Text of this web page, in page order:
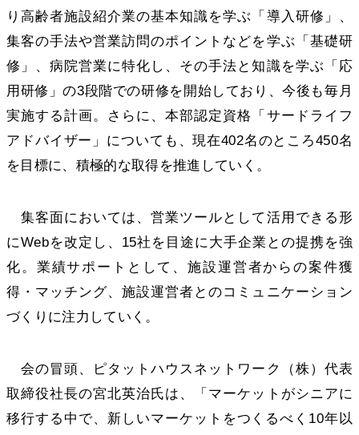
り高齢者施設紹介業の基本知識を学ぶ「導入研修」、
集客の手法や営業訪問のポイントなどを学ぶ「基礎研
修」、病院営業に特化し、その手法と知識を学ぶ「応
用研修」の3段階での研修を開始しており、今後も毎月
実施する計画。さらに、本部認定資格「サードライフ
アドバイザー」についても、現在402名のところ450名
を目標に、積極的な取得を推進していく。
集客面においては、営業ツールとして活用できる形
にWebを改定し、15社を目途に大手企業との提携を強
化。業績サポートとして、施設運営者からの案件獲
得・マッチング、施設運営者とのコミュニケーション
づくりに注力していく。
会の冒頭、ピタットハウスネットワーク（株）代表
取締役社長の宮北英治氏は、「マーケットがシニアに
移行する中で、新しいマーケットをつくるべく10年以